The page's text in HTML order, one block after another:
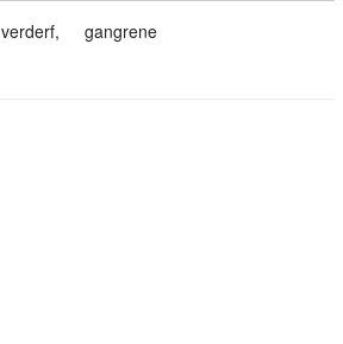
verderf,
gangrene